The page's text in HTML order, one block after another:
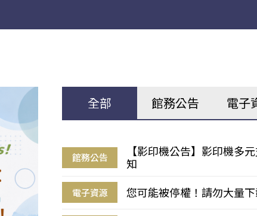
全部 館務公告 電子
館務公告
【影印機公告】影印機多
知
電子資源 您可能被停權！請勿大量下